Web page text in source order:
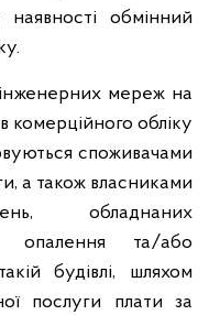
обмінний
мереж на
комерційного обліку
споживачами
а також власниками
обладнаних
опалення та/або
будівлі, шляхом
послуги плати за